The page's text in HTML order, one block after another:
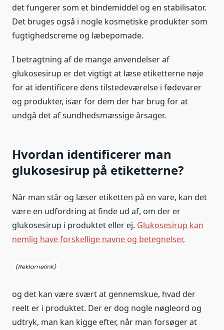
det fungerer som et bindemiddel og en stabilisator.
Det bruges også i nogle kosmetiske produkter som
fugtighedscreme og læbepomade.
I betragtning af de mange anvendelser af
glukosesirup er det vigtigt at læse etiketterne nøje
for at identificere dens tilstedeværelse i fødevarer
og produkter, især for dem der har brug for at
undgå det af sundhedsmæssige årsager.
Hvordan identificerer man
glukosesirup på etiketterne?
Når man står og læser etiketten på en vare, kan det
være en udfordring at finde ud af, om der er
glukosesirup i produktet eller ej. Glukosesirup kan
nemlig have forskellige navne og betegnelser,
og det kan være svært at gennemskue, hvad der
reelt er i produktet. Der er dog nogle nøgleord og
udtryk, man kan kigge efter, når man forsøger at